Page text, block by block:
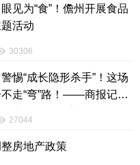
见为“食”！儋州开展食品
活动
30306
惕“成长隐形杀手”！这场
走“弯”路！——商报记者
27044
房地产政策